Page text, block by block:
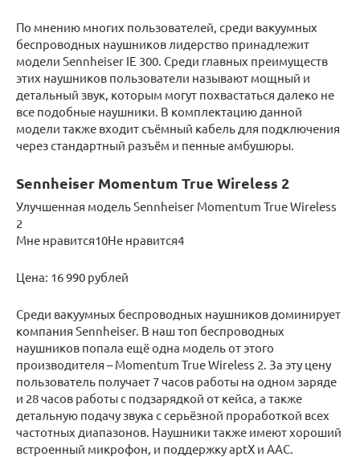
По мнению многих пользователей, среди вакуумных
беспроводных наушников лидерство принадлежит
модели Sennheiser IE 300. Среди главных преимуществ
этих наушников пользователи называют мощный и
детальный звук, которым могут похвастаться далеко не
все подобные наушники. В комплектацию данной
модели также входит съёмный кабель для подключения
через стандартный разъём и пенные амбушюры.
Sennheiser Momentum True Wireless 2
Улучшенная модель Sennheiser Momentum True Wireless
2
Мне нравится10Не нравится4
Цена: 16 990 рублей
Среди вакуумных беспроводных наушников доминирует
компания Sennheiser. В наш топ беспроводных
наушников попала ещё одна модель от этого
производителя – Momentum True Wireless 2. За эту цену
пользователь получает 7 часов работы на одном заряде
и 28 часов работы с подзарядкой от кейса, а также
детальную подачу звука с серьёзной проработкой всех
частотных диапазонов. Наушники также имеют хороший
встроенный микрофон, и поддержку aptX и AAC.